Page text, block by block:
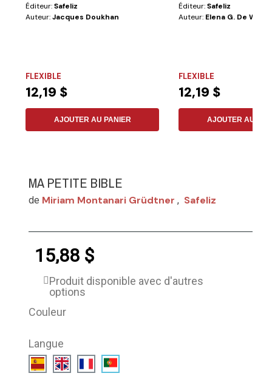
Éditeur:Safeliz
Auteur:Jacques Doukhan
FLEXIBLE
12,19 $
AJOUTER AU PANIER
Éditeur:Safeliz
Auteur: Elena G. De White
FLEXIBLE
12,19 $
AJOUTER AU
MA PETITE BIBLE
de Miriam Montanari Grüdtner , Safeliz
15,88 $
Produit disponible avec d'autres
options
Couleur
Langue